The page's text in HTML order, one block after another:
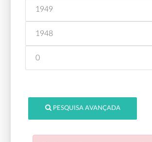
1949
1948
0
PESQUISA AVANÇADA